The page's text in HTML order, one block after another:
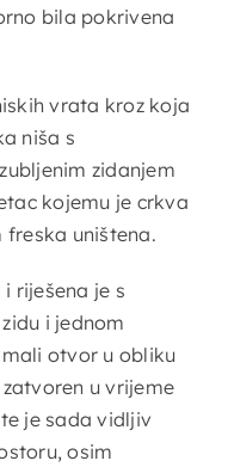
bila pokrivena
vrata kroz koja
niša s
zidanjem
kojemu je crkva
freska uništena.
riješena je s
i jednom
otvor u obliku
u vrijeme
je sada vidljiv
osim